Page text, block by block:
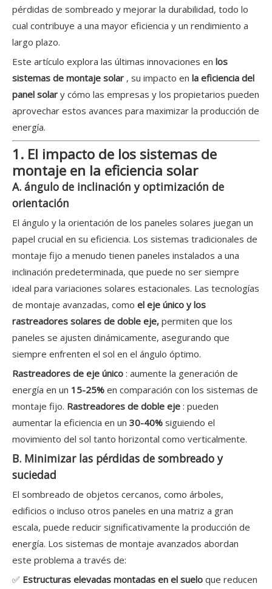
pérdidas de sombreado y mejorar la durabilidad, todo lo
cual contribuye a una mayor eficiencia y un rendimiento a
largo plazo.
Este artículo explora las últimas innovaciones en los
sistemas de montaje solar , su impacto en la eficiencia del
panel solar y cómo las empresas y los propietarios pueden
aprovechar estos avances para maximizar la producción de
energía.
1. El impacto de los sistemas de
montaje en la eficiencia solar
A. ángulo de inclinación y optimización de
orientación
El ángulo y la orientación de los paneles solares juegan un
papel crucial en su eficiencia. Los sistemas tradicionales de
montaje fijo a menudo tienen paneles instalados a una
inclinación predeterminada, que puede no ser siempre
ideal para variaciones solares estacionales. Las tecnologías
de montaje avanzadas, como el eje único y los
rastreadores solares de doble eje, permiten que los
paneles se ajusten dinámicamente, asegurando que
siempre enfrenten el sol en el ángulo óptimo.
Rastreadores de eje único : aumente la generación de
energía en un 15-25% en comparación con los sistemas de
montaje fijo. Rastreadores de doble eje : pueden
aumentar la eficiencia en un 30-40% siguiendo el
movimiento del sol tanto horizontal como verticalmente.
B. Minimizar las pérdidas de sombreado y
suciedad
El sombreado de objetos cercanos, como árboles,
edificios o incluso otros paneles en una matriz a gran
escala, puede reducir significativamente la producción de
energía. Los sistemas de montaje avanzados abordan
este problema a través de:
✅ Estructuras elevadas montadas en el suelo que reducen